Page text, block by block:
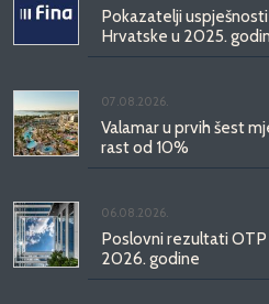
Pokazatelji
Hrvatske u 2025.
07.08.2026.
Valamar u prvih šest
rast od 10%
06.08.2026.
Poslovni rezultati
2026. godine